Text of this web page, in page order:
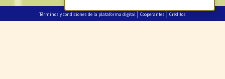
Términos y condiciones de la plataforma digital|Cooperantes|Créditos